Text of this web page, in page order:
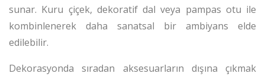
sunar. Kuru çiçek, dekoratif dal veya pampas otu ile
kombinlenerek daha sanatsal bir ambiyans elde
edilebilir.
Dekorasyonda sıradan aksesuarların dışına çıkmak